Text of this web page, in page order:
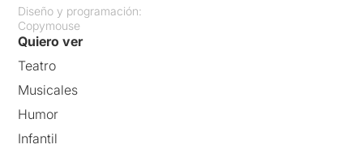
Diseño y programación:
Copymouse
Quiero ver
Teatro
Musicales
Humor
Infantil